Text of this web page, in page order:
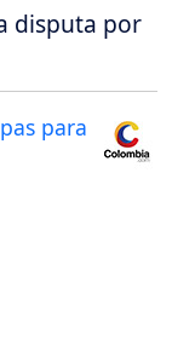
disputa por